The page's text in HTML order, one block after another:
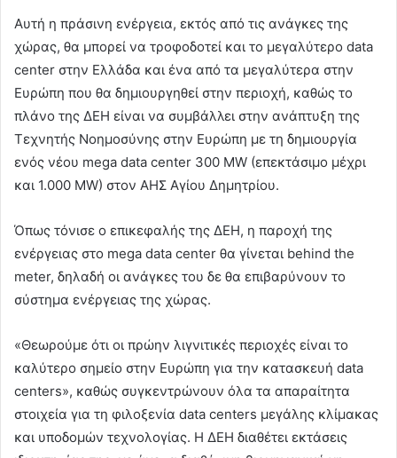
Αυτή η πράσινη ενέργεια, εκτός από τις ανάγκες της
χώρας, θα μπορεί να τροφοδοτεί και το μεγαλύτερο data
center στην Ελλάδα και ένα από τα μεγαλύτερα στην
Ευρώπη που θα δημιουργηθεί στην περιοχή, καθώς το
πλάνο της ΔΕΗ είναι να συμβάλλει στην ανάπτυξη της
Τεχνητής Νοημοσύνης στην Ευρώπη με τη δημιουργία
ενός νέου mega data center 300 MW (επεκτάσιμο μέχρι
και 1.000 MW) στον ΑΗΣ Αγίου Δημητρίου.
Όπως τόνισε ο επικεφαλής της ΔΕΗ, η παροχή της
ενέργειας στο mega data center θα γίνεται behind the
meter, δηλαδή οι ανάγκες του δε θα επιβαρύνουν το
σύστημα ενέργειας της χώρας.
«Θεωρούμε ότι οι πρώην λιγνιτικές περιοχές είναι το
καλύτερο σημείο στην Ευρώπη για την κατασκευή data
centers», καθώς συγκεντρώνουν όλα τα απαραίτητα
στοιχεία για τη φιλοξενία data centers μεγάλης κλίμακας
και υποδομών τεχνολογίας. Η ΔΕΗ διαθέτει εκτάσεις